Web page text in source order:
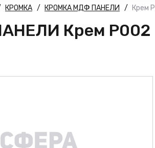
КРОМКА
ПАНЕЛИ
ДВПО
КРОМКА КРОМКА МДФ ПАНЕЛИ Крем
Крем Р002